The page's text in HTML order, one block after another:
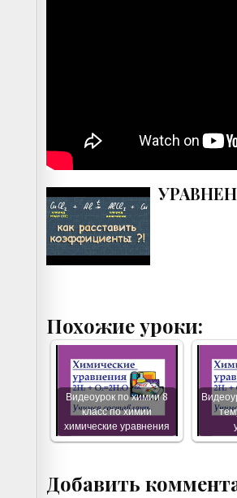
Похожие уроки:
Видеоурок по химии 8
класс по химии
химические уравнения
Добавить